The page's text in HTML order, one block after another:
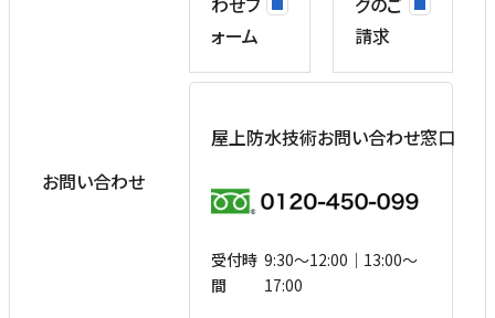
お問い合わせ
ォーム
請求
屋上防水技術お問い合わせ窓口
受付時
間
9:30〜12:00｜13:00〜
17:00